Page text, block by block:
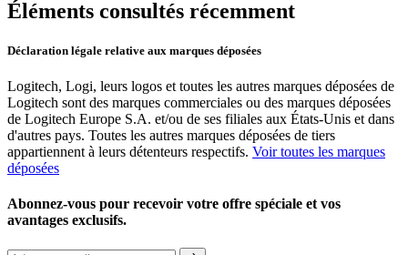
Éléments consultés récemment
Déclaration légale relative aux marques déposées
Logitech, Logi, leurs logos et toutes les autres marques déposées de
Logitech sont des marques commerciales ou des marques déposées
de Logitech Europe S.A. et/ou de ses filiales aux États-Unis et dans
d'autres pays. Toutes les autres marques déposées de tiers
appartiennent à leurs détenteurs respectifs. Voir toutes les marques
déposées
Abonnez-vous pour recevoir votre offre spéciale et vos
avantages exclusifs.